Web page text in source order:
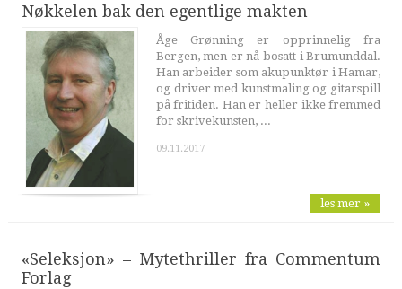
Nøkkelen bak den egentlige makten
Åge Grønning er opprinnelig fra
Bergen, men er nå bosatt i Brumunddal.
Han arbeider som akupunktør i Hamar,
og driver med kunstmaling og gitarspill
på fritiden. Han er heller ikke fremmed
for skrivekunsten, ...
09.11.2017
les mer »
«Seleksjon» – Mytethriller fra Commentum
Forlag